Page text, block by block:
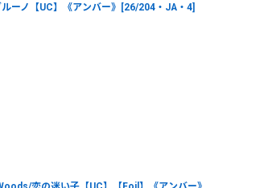
ーノ【UC】《アンバー》[26/204・JA・4]